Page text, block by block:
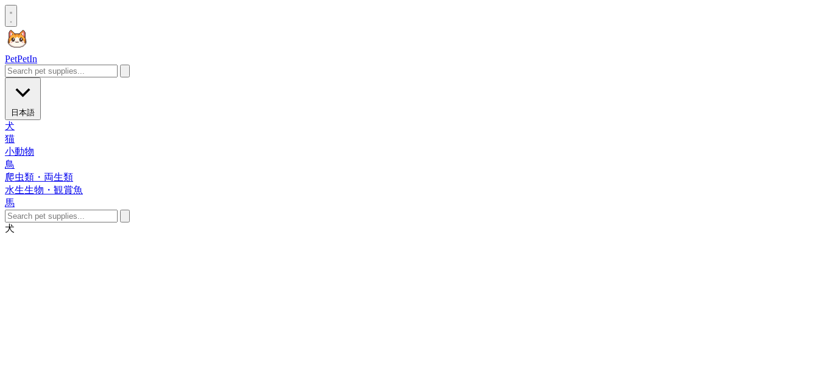
PetPetIn
日本語
犬
猫
小動物
鳥
爬虫類・両生類
水生生物・観賞魚
馬
犬